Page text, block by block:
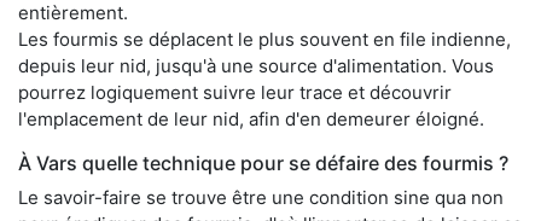
entièrement.
Les fourmis se déplacent le plus souvent en file indienne,
depuis leur nid, jusqu'à une source d'alimentation. Vous
pourrez logiquement suivre leur trace et découvrir
l'emplacement de leur nid, afin d'en demeurer éloigné.
À Vars quelle technique pour se défaire des fourmis ?
Le savoir-faire se trouve être une condition sine qua non